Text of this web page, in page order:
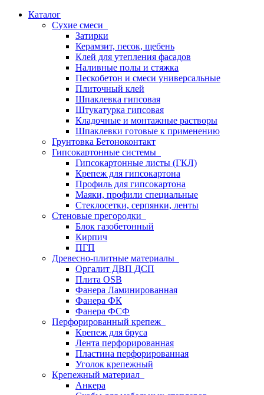
Каталог
Сухие смеси
Затирки
Керамзит, песок, щебень
Клей для утепления фасадов
Наливные полы и стяжка
Пескобетон и смеси универсальные
Плиточный клей
Шпаклевка гипсовая
Штукатурка гипсовая
Кладочные и монтажные растворы
Шпаклевки готовые к применению
Грунтовка Бетоноконтакт
Гипсокартонные системы
Гипсокартонные листы (ГКЛ)
Крепеж для гипсокартона
Профиль для гипсокартона
Маяки, профили специальные
Стеклосетки, серпянки, ленты
Стеновые прегородки
Блок газобетонный
Кирпич
ПГП
Древесно-плитные материалы
Оргалит ДВП ДСП
Плита OSB
Фанера Ламинированная
Фанера ФК
Фанера ФСФ
Перфорированный крепеж
Крепеж для бруса
Лента перфорированная
Пластина перфорированная
Уголок крепежный
Крепежный материал
Анкера